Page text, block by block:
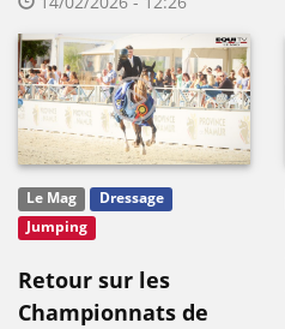
Le Mag
Dressage
Jumping
Retour sur les
Championnats de